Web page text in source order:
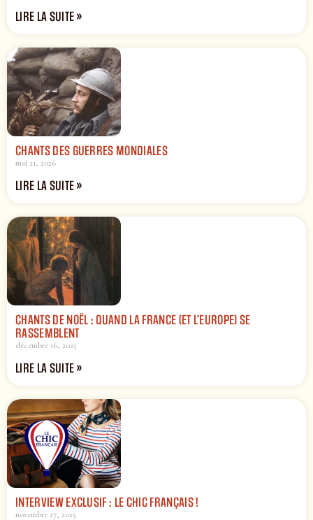
LIRE LA SUITE »
CHANTS DES GUERRES MONDIALES
mai 21, 2026
LIRE LA SUITE »
CHANTS DE NOËL : QUAND LA FRANCE (ET L’EUROPE) SE
RASSEMBLENT
décembre 16, 2025
LIRE LA SUITE »
INTERVIEW EXCLUSIF : LE CHIC FRANÇAIS !
novembre 27, 2025